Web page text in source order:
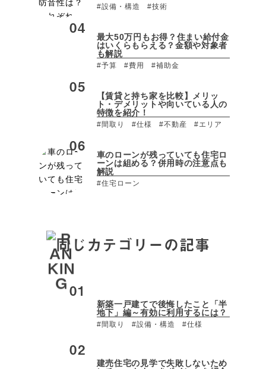
#設備・構造 #技術
最大50万円もお得？住まい給付金
はいくらもらえる？金額や対象者
も解説
#予算 #費用 #補助金
【賃貸と持ち家を比較】メリッ
ト・デメリットや向いている人の
特徴を紹介！
#間取り #仕様 #不動産 #エリア
車のローンが残っていても住宅ロ
ーンは組める？併用時の注意点も
解説
#住宅ローン
同じカテゴリーの記事
新築一戸建てで後悔したこと「半
地下」編～有効に利用するには？
#間取り #設備・構造 #仕様
建売住宅の見学で失敗しないため